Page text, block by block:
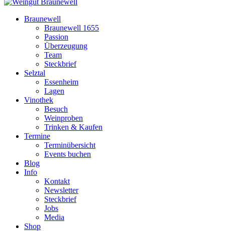
Braunewell
Braunewell 1655
Passion
Überzeugung
Team
Steckbrief
Selztal
Essenheim
Lagen
Vinothek
Besuch
Weinproben
Trinken & Kaufen
Termine
Terminübersicht
Events buchen
Blog
Info
Kontakt
Newsletter
Steckbrief
Jobs
Media
Shop